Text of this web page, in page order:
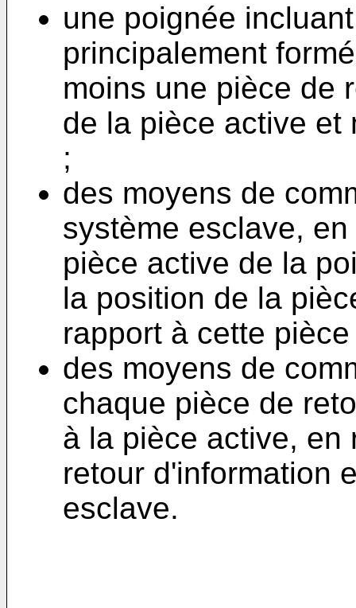
une poignée
principalement
moins une pièce de
de la pièce active et
;
des moyens de
système esclave,
pièce active de la
la position de la
rapport à cette
des moyens de
chaque pièce de
à la pièce active, en
retour d'information
esclave.